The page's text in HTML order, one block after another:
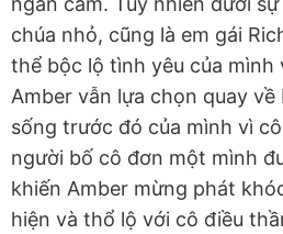
chúa nhỏ, cũng là em gái
thể bộc lộ tình yêu của mình
Amber vẫn lựa chọn quay
sống trước đó của mình vì
người bố cô đơn một mình
khiến Amber mừng phát
hiện và thổ lộ với cô điều